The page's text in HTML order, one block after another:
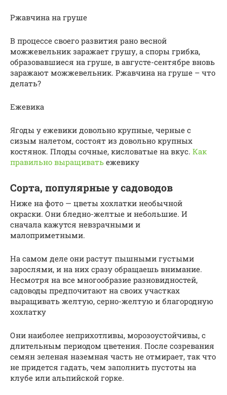
Ржавчина на груше
В процессе своего развития рано весной
можжевельник заражает грушу, а споры грибка,
образовавшиеся на груше, в августе-сентябре вновь
заражают можжевельник. Ржавчина на груше – что
делать?
Ежевика
Ягоды у ежевики довольно крупные, черные с
сизым налетом, состоят из довольно крупных
костянок. Плоды сочные, кисловатые на вкус. Как
правильно выращивать ежевику
Сорта, популярные у садоводов
Ниже на фото — цветы хохлатки необычной
окраски. Они бледно-желтые и небольшие. И
сначала кажутся невзрачными и
малоприметными.
На самом деле они растут пышными густыми
зарослями, и на них сразу обращаешь внимание.
Несмотря на все многообразие разновидностей,
садоводы предпочитают на своих участках
выращивать желтую, серно-желтую и благородную
хохлатку
Они наиболее неприхотливы, морозоустойчивы, с
длительным периодом цветения. После созревания
семян зеленая наземная часть не отмирает, так что
не придется гадать, чем заполнить пустоты на
клубе или альпийской горке.